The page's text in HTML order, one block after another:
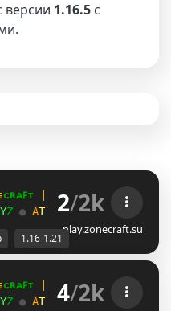
версии 1.16.5 с
ᴄʀᴀꜰᴛ 1.1 6 →
+
YZ ● АТ СФЕ РА ● Й
2/2k
play.zonecraft.su
1.16-1.21
ᴄʀᴀꜰᴛ .1 6 →
+
YZ ● АТ ОСФЕ РА ● Й
4/2k